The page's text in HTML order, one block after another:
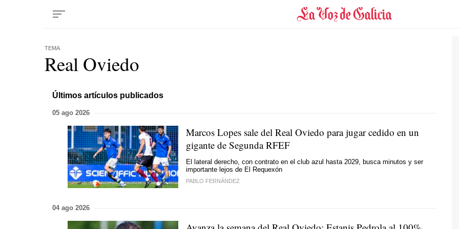
TEMA
Real Oviedo
Últimos artículos publicados
05 ago 2026
Marcos Lopes sale del Real Oviedo para jugar cedido en un
gigante de Segunda RFEF
El lateral derecho, con contrato en el club azul hasta 2029, busca minutos y ser
importante lejos de El Requexón
PABLO FERNÁNDEZ
04 ago 2026